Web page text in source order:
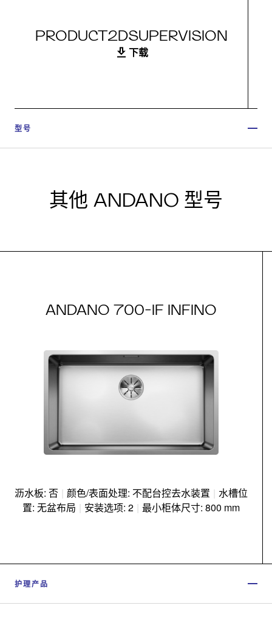
PRODUCT2DSUPERVISION
下载
型号
其他 ANDANO 型号
ANDANO 700-IF INFINO
沥水板: 否 | 颜色/表面处理: 不配台控去水装置 | 水槽位
置: 无盆布局 | 安装选项: 2 | 最小柜体尺寸: 800 mm
护理产品